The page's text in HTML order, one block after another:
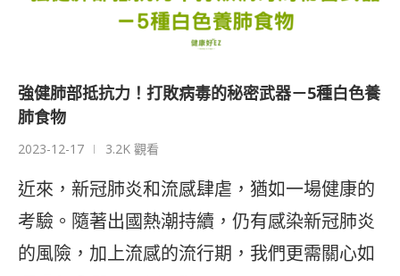
強健肺部抵抗力！打敗病毒的秘密武器－5種白色養
肺食物
2023-12-17 3.2K 觀看
近來，新冠肺炎和流感肆虐，猶如一場健康的
考驗。隨著出國熱潮持續，仍有感染新冠肺炎
的風險，加上流感的流行期，我們更需關心如